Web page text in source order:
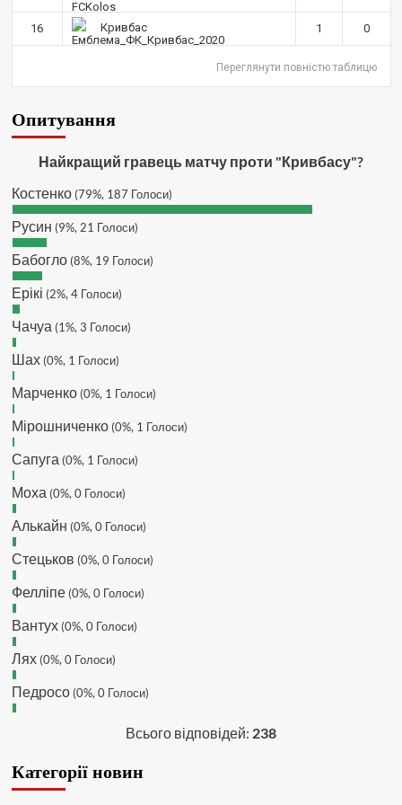
чи можна на сайт скинути криптою
ltc?
зараз скину.
SVAT :
завтра напишу в інстаграм
Hatsyk :SVAT, без проблем
кинув в ТГ
DJGycle : Tamada
Makiavelli :
Makiavelli :
MaRiO :Трансфери такі шо слів
провалу 🙁
Hatsyk:Makiavelli, вітаємо на
буде ще активніший з часом)
Hatsyk:Та Кузик ще ок, а
перспективи, хз хз
трансляцію товарняка з Минаєм
https://www.youtube.com/live/Qb1ebGeOfZ8?
si=GU46Q4zlJQd2L-W8
Hatsyk:А ще на сайті триває
посилання?
вставляєш лінк на свій профіль)
SVAT:Ніби вставив, а все одно
на профіль, а нижче ( Message)
Hatsyk:Так я ж бачу твої
повідомлення з лінком на ютуб,
16 Кривбас 1 0
Переглянути повністю таблицю
Опитування
Найкращий гравець матчу проти "Кривбасу"?
Костенко (79%, 187 Голоси)
Русин (9%, 21 Голоси)
Бабогло (8%, 19 Голоси)
Ерікі (2%, 4 Голоси)
Чачуа (1%, 3 Голоси)
Шах (0%, 1 Голоси)
Марченко (0%, 1 Голоси)
Мірошниченко (0%, 1 Голоси)
Сапуга (0%, 1 Голоси)
Моха (0%, 0 Голоси)
Алькайн (0%, 0 Голоси)
Стецьков (0%, 0 Голоси)
Фелліпе (0%, 0 Голоси)
Вантух (0%, 0 Голоси)
Лях (0%, 0 Голоси)
Педросо (0%, 0 Голоси)
Всього відповідей: 238
Категорії новин